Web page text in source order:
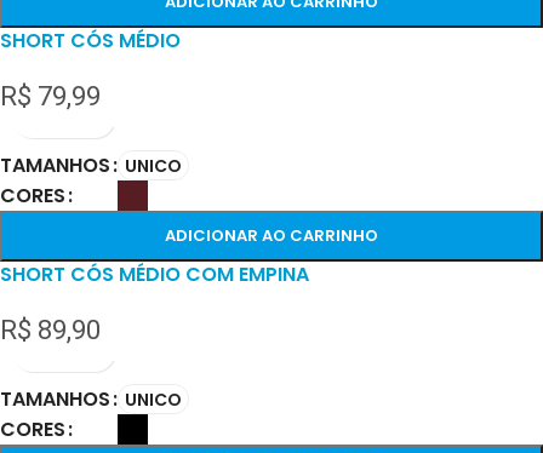
SHORT CÓS MÉDIO
R$ 79,99
TAMANHOS UNICO
CORES
ADICIONAR AO CARRINHO
SHORT CÓS MÉDIO COM EMPINA
R$ 89,90
TAMANHOS UNICO
CORES